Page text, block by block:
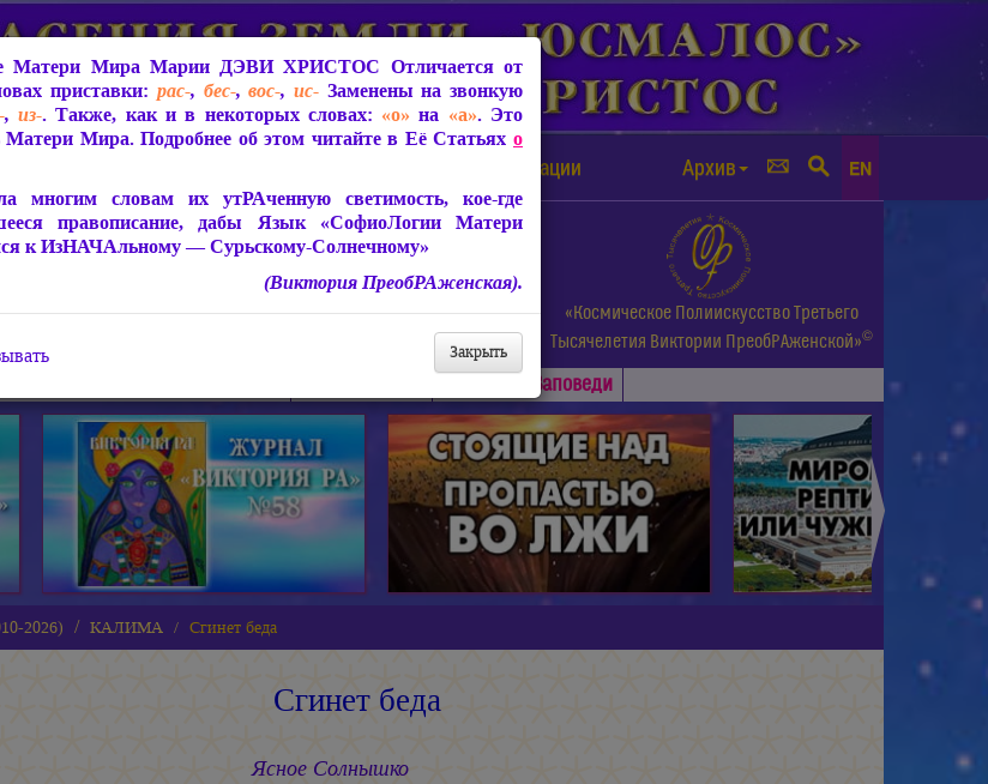
Защита от чипизации Архив EN
Матери Мира
Живое Слово Матери Мира.
Статьи, Книги, Видео, Аудио и др.
«Космическое Полиискусство Третьего
Тысячелетия Виктории ПреобРАженской»©
Заповеди ►
2026) КАЛИМА Сгинет беда
Сгинет беда
Ясное Солнышко
Матери Мира Марии ДЭВИ ХРИСТОС Отличается от
приставки: рас-, бес-,вос-, ис-Заменены на звонкую
,из-. Также, как и в некоторых словах: «о» на «а». Это
Мира. Подробнее об этом читайте в Её Статьях о
многим словам их утРАченную светимость, кое-где
правописание, дабы Язык «СофиоЛогии Матери
к ИзНАЧАльному — Сурьскому-Солнечному»
(Виктория ПреобРАженская).
Закрыть